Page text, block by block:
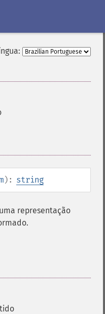
): string
representação